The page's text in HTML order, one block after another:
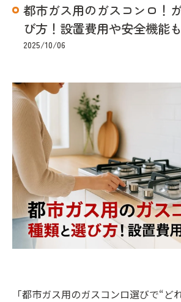
都市ガス用のガスコンロ！
び方！設置費用や安全機能
2025/10/06
「都市ガス用のガスコンロ選びで“ど